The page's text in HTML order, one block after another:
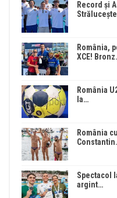
Record și
România,
XCE!
România
la…
România
Spectacol
argint…